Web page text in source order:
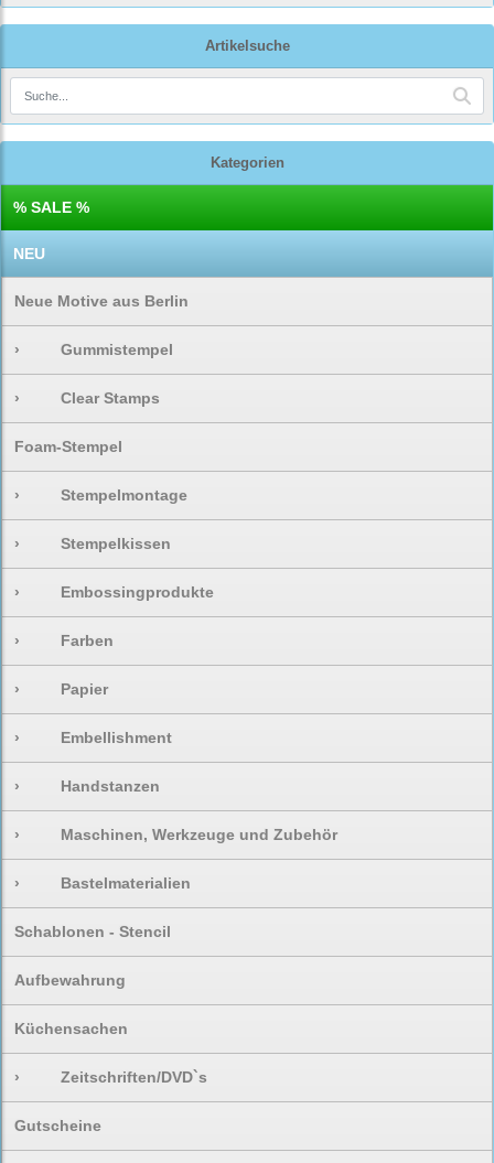
Artikelsuche
Kategorien
% SALE %
NEU
Neue Motive aus Berlin
› Gummistempel
› Clear Stamps
Foam-Stempel
› Stempelmontage
› Stempelkissen
› Embossingprodukte
› Farben
› Papier
› Embellishment
› Handstanzen
› Maschinen, Werkzeuge und Zubehör
› Bastelmaterialien
Schablonen - Stencil
Aufbewahrung
Küchensachen
› Zeitschriften/DVD`s
Gutscheine